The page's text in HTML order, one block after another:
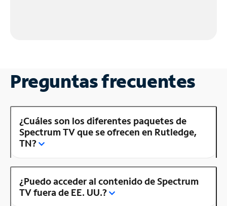
Preguntas frecuentes
¿Cuáles son los diferentes paquetes de
Spectrum TV que se ofrecen en Rutledge,
TN?
¿Puedo acceder al contenido de Spectrum
TV fuera de EE. UU.?